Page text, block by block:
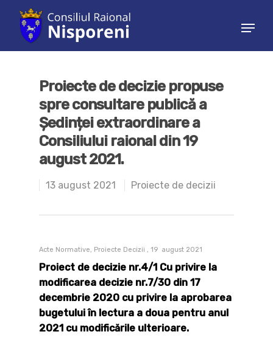
Proiecte de decizie propuse
spre consultare publică a
Ședinței extraordinare a
Consiliului raional din 19
august 2021.
13 august 2021 Proiecte de decizii
Acte Normative, Proiecte Decizii , 19 august 2021
Proiect de decizie nr.4/1 Cu privire la
modificarea decizie nr.7/30 din 17
decembrie 2020 cu privire la aprobarea
bugetului în lectura a doua pentru anul
2021 cu modificările ulterioare.